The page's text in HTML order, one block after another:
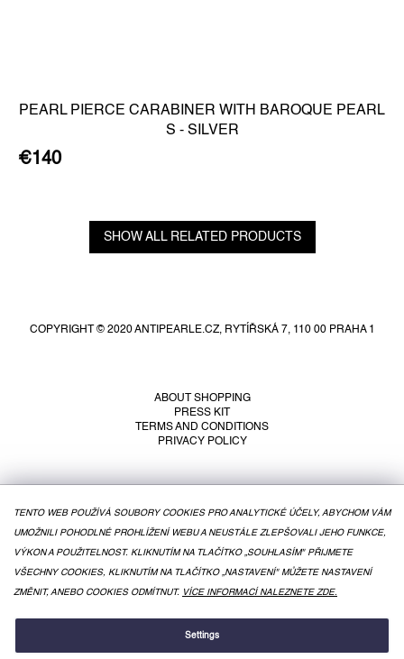
TENTO WEB POUŽÍVÁ SOUBORY COOKIES PRO ANALYTICKÉ ÚČELY, ABYCHOM VÁM
UMOŽNILI POHODLNÉ PROHLÍŽENÍ WEBU A NEUSTÁLE ZLEPŠOVALI JEHO FUNKCE,
VÝKON A POUŽITELNOST. KLIKNUTÍM NA TLAČÍTKO „SOUHLASÍM" PŘIJMETE
VŠECHNY COOKIES, KLIKNUTÍM NA TLAČÍTKO „NASTAVENÍ" MŮŽETE NASTAVENÍ
ZMĚNIT, ANEBO COOKIES ODMÍTNUT. VÍCE INFORMACÍ NALEZNETE ZDE.
Settings
PEARL PIERCE CARABINER WITH BAROQUE PEARL
S - SILVER
€140
SHOW ALL RELATED PRODUCTS
COPYRIGHT © 2020 ANTIPEARLE.CZ, RYTÍŘSKÁ 7, 110 00 PRAHA 1
ABOUT SHOPPING
PRESS KIT
TERMS AND CONDITIONS
PRIVACY POLICY
CREATED BY SHOPTET